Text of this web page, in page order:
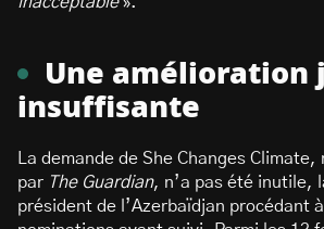
Une amélioration
insuffisante
La demande de She Changes
par The Guardian, n’a pas été inutile,
président de l’Azerbaïdjan procédant